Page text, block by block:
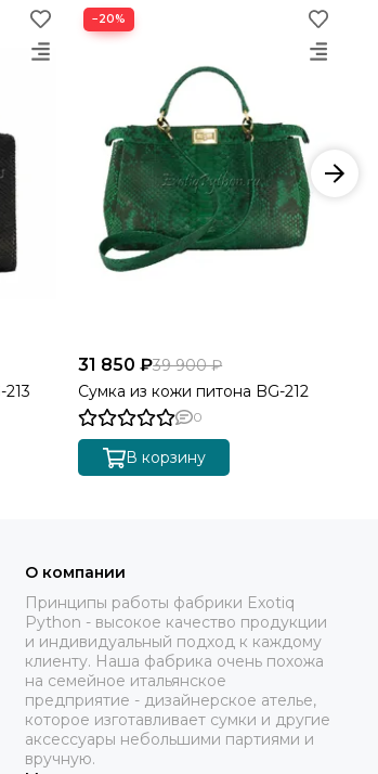
−20%
31 850 ₽39 900 ₽
Сумка из кожи питона BG-212
0
В корзину
О компании
Принципы работы фабрики Exotiq
Python - высокое качество продукции
и индивидуальный подход к каждому
клиенту. Наша фабрика очень похожа
на семейное итальянское
предприятие - дизайнерское ателье,
которое изготавливает сумки и другие
аксессуары небольшими партиями и
вручную.